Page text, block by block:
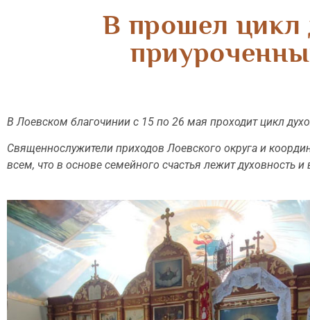
В прошел цикл
В Лоевском благочинии с 15 по 26 мая проходит цикл
Священнослужители приходов Лоевского округа и
всем, что в основе семейного счастья лежит духовность